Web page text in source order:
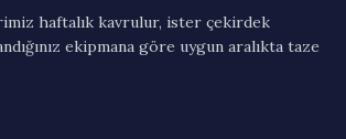
haftalık kavrulur, ister çekirdek
ekipmana göre uygun aralıkta taze